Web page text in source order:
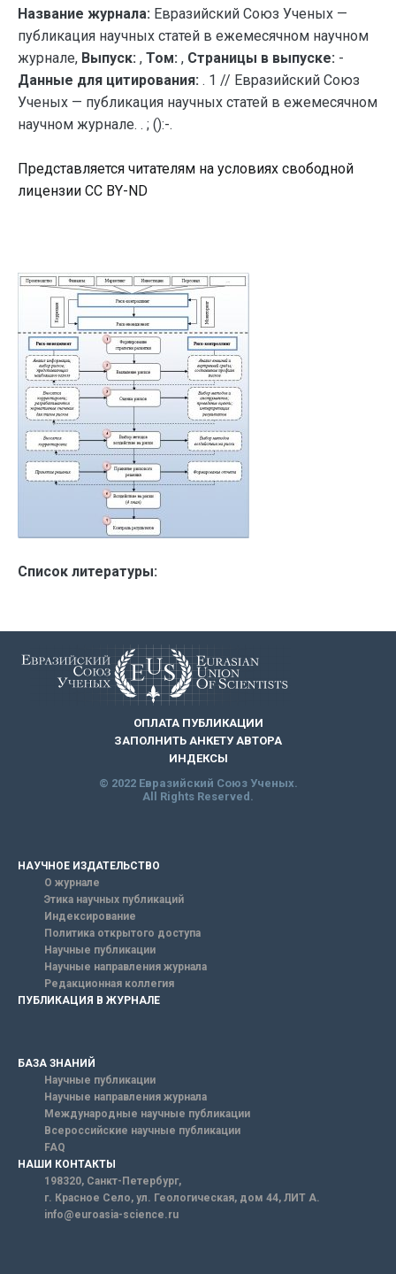
Название журнала: Евразийский Союз Ученых —
публикация научных статей в ежемесячном научном
журнале, Выпуск: , Том: , Страницы в выпуске: -
Данные для цитирования: . 1 // Евразийский Союз
Ученых — публикация научных статей в ежемесячном
научном журнале. . ; ():-.
Представляется читателям на условиях свободной
лицензии CC BY-ND
Список литературы:
ОПЛАТА ПУБЛИКАЦИИ
ЗАПОЛНИТЬ АНКЕТУ АВТОРА
ИНДЕКСЫ
© 2022 Евразийский Союз Ученых.
All Rights Reserved.
НАУЧНОЕ ИЗДАТЕЛЬСТВО
О журнале
Этика научных публикаций
Индексирование
Политика открытого доступа
Научные публикации
Научные направления журнала
Редакционная коллегия
ПУБЛИКАЦИЯ В ЖУРНАЛЕ
БАЗА ЗНАНИЙ
Научные публикации
Научные направления журнала
Международные научные публикации
Всероссийские научные публикации
FAQ
НАШИ КОНТАКТЫ
198320, Санкт-Петербург,
г. Красное Село, ул. Геологическая, дом 44, ЛИТ А.
info@euroasia-science.ru